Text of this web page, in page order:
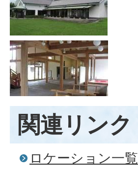
関連リンク
ロケーション一覧